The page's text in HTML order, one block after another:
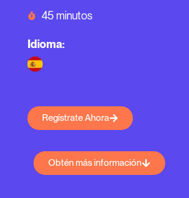
45 minutos
Idioma:
Regístrate Ahora
Obtén más información